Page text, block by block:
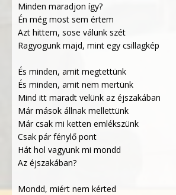
Minden maradjon így?
Én még most sem értem
Azt hittem, sose válunk szét
Ragyogunk majd, mint egy csillagkép
És minden, amit megtettünk
És minden, amit nem mertünk
Mind itt maradt velünk az éjszakában
Már mások állnak mellettünk
Már csak mi ketten emlékszünk
Csak pár fénylő pont
Hát hol vagyunk mi mondd
Az éjszakában?
Mondd, miért nem kérted